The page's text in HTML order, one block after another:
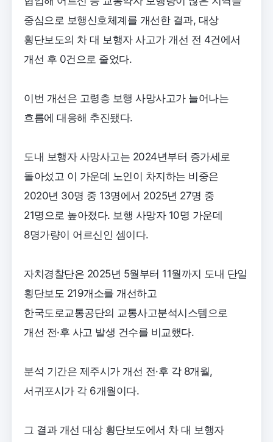
중심으로 보행신호체계를 개선한 결과, 대상
횡단보도의 차 대 보행자 사고가 개선 전 4건에서
개선 후 0건으로 줄었다.
이번 개선은 고령층 보행 사망사고가 늘어나는
흐름에 대응해 추진됐다.
도내 보행자 사망사고는 2024년부터 증가세로
돌아섰고 이 가운데 노인이 차지하는 비중은
2020년 30명 중 13명에서 2025년 27명 중
21명으로 높아졌다. 보행 사망자 10명 가운데
8명가량이 어르신인 셈이다.
자치경찰단은 2025년 5월부터 11월까지 도내 단일
횡단보도 219개소를 개선하고
한국도로교통공단의 교통사고분석시스템으로
개선 전·후 사고 발생 건수를 비교했다.
분석 기간은 제주시가 개선 전·후 각 8개월,
서귀포시가 각 6개월이다.
그 결과 개선 대상 횡단보도에서 차 대 보행자